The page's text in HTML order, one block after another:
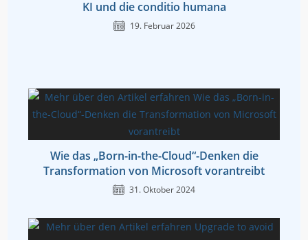
KI und die conditio humana
19. Februar 2026
Wie das „Born-in-the-Cloud“-Denken die
Transformation von Microsoft vorantreibt
31. Oktober 2024